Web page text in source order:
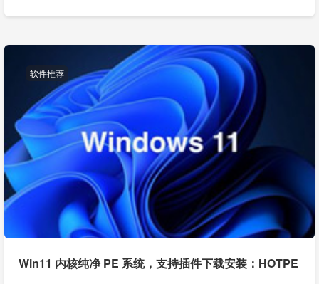
软件推荐
Win11 内核纯净 PE 系统，支持插件下载安装：HOTPE